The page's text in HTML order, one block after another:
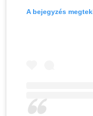
A bejegyzés